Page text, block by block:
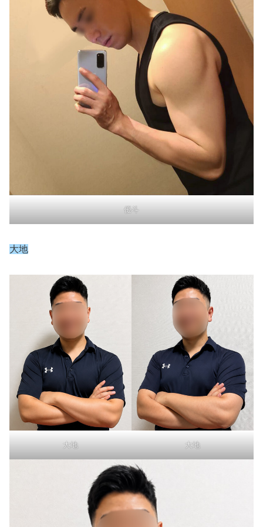
優斗
大地
大地 大地